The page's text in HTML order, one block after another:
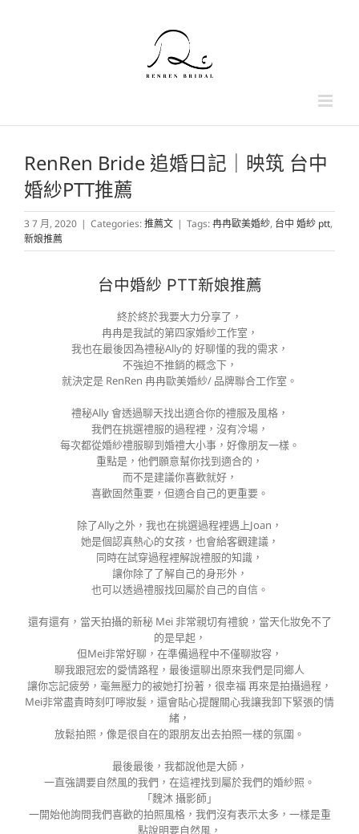
RenRen Bride 追婚日記｜映筑 台中
婚紗PTT推薦
3 7 月, 2020 | Categories:推薦文 | Tags:冉冉歐美婚紗, 台中 婚紗 ptt,
新娘推薦
台中婚紗 PTT新娘推薦
終於終於我要大力分享了，
冉冉是我試的第四家婚紗工作室，
我也在最後因為禮秘Ally的 好聊懂的我的需求，
不強迫不推銷的概念下，
就決定是 RenRen 冉冉歐美婚紗/ 品牌聯合工作室。
禮秘Ally 會透過聊天找出適合你的禮服及風格，
我們在挑選禮服的過程裡，沒有冷場，
每次都從婚紗禮服聊到婚禮大小事，好像朋友一樣。
重點是，他們願意幫你找到適合的，
而不是建議你喜歡就好，
喜歡固然重要，但適合自己的更重要。
除了Ally之外，我也在挑選過程裡遇上Joan，
她是個認真熱心的女孩，也會給客觀建議，
同時在試穿過程裡解說禮服的知識，
讓你除了了解自己的身形外，
也可以透過禮服找回屬於自己的自信。
還有還有，當天拍攝的新秘 Mei 非常親切有禮貌，當天化妝免不了
的是早起，
但Mei非常好聊，在準備過程中不僅聊妝容，
聊我跟冠宏的愛情路程，最後還聊出原來我們是同鄉人
讓你忘記疲勞，毫無壓力的被她打扮著，很幸福 再來是拍攝過程，
Mei非常盡責時刻叮嚀妝髮，還會貼心提醒關心我讓我卸下緊張的情
緒，
放鬆拍照，像是很自在的跟朋友出去拍照一樣的氛圍。
最後最後，我都說他是大師，
一直強調要自然風的我們，在這裡找到屬於我們的婚紗照。
「魏沐 攝影師」
一開始他詢問我們喜歡的拍照風格，我們沒有表示太多，一樣是重
點說明要自然風，